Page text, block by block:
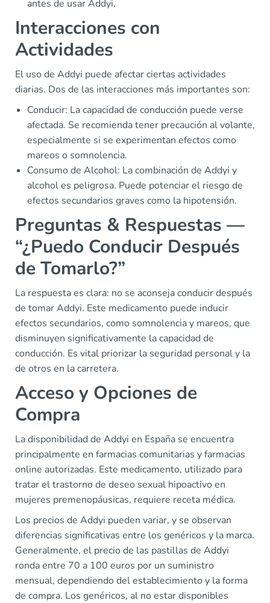
antes de usar Addyi.
Interacciones con
Actividades
El uso de Addyi puede afectar ciertas actividades
diarias. Dos de las interacciones más importantes son:
Conducir: La capacidad de conducción puede verse
afectada. Se recomienda tener precaución al volante,
especialmente si se experimentan efectos como
mareos o somnolencia.
Consumo de Alcohol: La combinación de Addyi y
alcohol es peligrosa. Puede potenciar el riesgo de
efectos secundarios graves como la hipotensión.
Preguntas & Respuestas —
“¿Puedo Conducir Después
de Tomarlo?”
La respuesta es clara: no se aconseja conducir después
de tomar Addyi. Este medicamento puede inducir
efectos secundarios, como somnolencia y mareos, que
disminuyen significativamente la capacidad de
conducción. Es vital priorizar la seguridad personal y la
de otros en la carretera.
Acceso y Opciones de
Compra
La disponibilidad de Addyi en España se encuentra
principalmente en farmacias comunitarias y farmacias
online autorizadas. Este medicamento, utilizado para
tratar el trastorno de deseo sexual hipoactivo en
mujeres premenopáusicas, requiere receta médica.
Los precios de Addyi pueden variar, y se observan
diferencias significativas entre los genéricos y la marca.
Generalmente, el precio de las pastillas de Addyi
ronda entre 70 a 100 euros por un suministro
mensual, dependiendo del establecimiento y la forma
de compra. Los genéricos, al no estar disponibles